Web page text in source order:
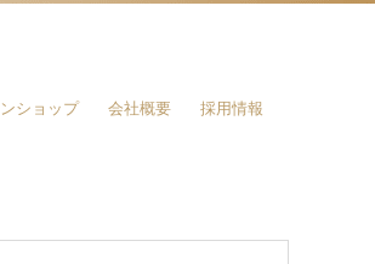
ショップ 会社概要 採用情報